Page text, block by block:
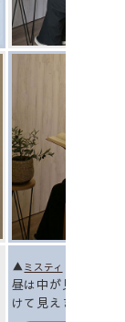
▲ミスティ
昼は中が見えませ
けて見えます